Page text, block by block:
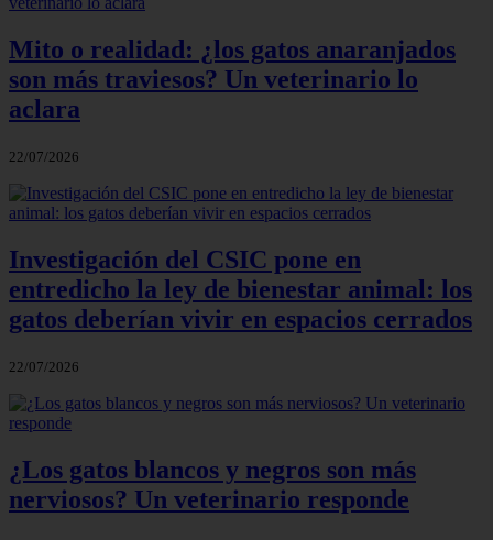
Mito o realidad: ¿los gatos anaranjados
son más traviesos? Un veterinario lo
aclara
22/07/2026
Investigación del CSIC pone en
entredicho la ley de bienestar animal: los
gatos deberían vivir en espacios cerrados
22/07/2026
¿Los gatos blancos y negros son más
nerviosos? Un veterinario responde